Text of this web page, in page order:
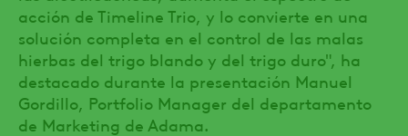
acción de Timeline Trio, y lo convierte en una
solución completa en el control de las malas
hierbas del trigo blando y del trigo duro", ha
destacado durante la presentación Manuel
Gordillo, Portfolio Manager del departamento
de Marketing de Adama.